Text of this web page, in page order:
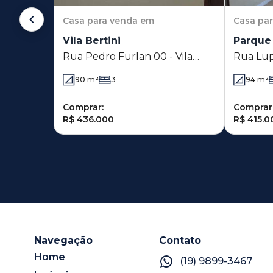
Casa para venda em
Vila Bertini
Rua Pedro Furlan 00 - Vila
90 m² 3
Comprar:
R$ 436.000
Casa
Rua
94 m²
R$
Navegação
Home
Contato
(19) 9899-3467